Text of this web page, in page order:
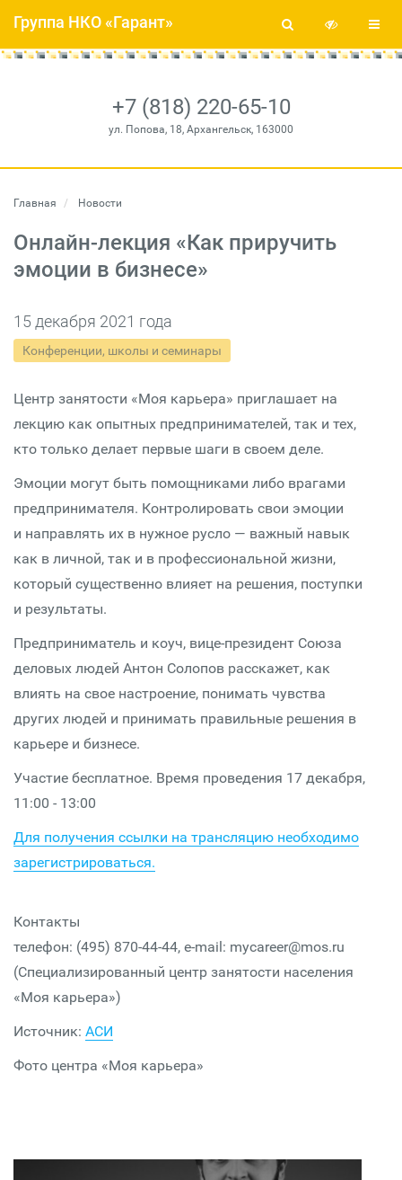
+7 (818) 220-65-10
ул. Попова, 18, Архангельск, 163000
Группа НКО «Гарант»
Главная Новости
Онлайн-лекция «Как приручить
эмоции в бизнесе»
15 декабря 2021 года
Конференции, школы и семинары
Центр занятости «Моя карьера» приглашает на
лекцию как опытных предпринимателей, так и тех,
кто только делает первые шаги в своем деле.
Эмоции могут быть помощниками либо врагами
предпринимателя. Контролировать свои эмоции
и направлять их в нужное русло — важный навык
как в личной, так и в профессиональной жизни,
который существенно влияет на решения, поступки
и результаты.
Предприниматель и коуч, вице-президент Союза
деловых людей Антон Солопов расскажет, как
влиять на свое настроение, понимать чувства
других людей и принимать правильные решения в
карьере и бизнесе.
Участие бесплатное. Время проведения 17 декабря,
11:00 - 13:00
Для получения ссылки на трансляцию необходимо
зарегистрироваться.
Контакты
телефон: (495) 870-44-44, e-mail: mycareer@mos.ru
(Специализированный центр занятости населения
«Моя карьера»)
Источник: АСИ
Фото центра «Моя карьера»